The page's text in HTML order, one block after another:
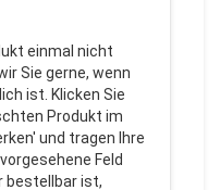
einmal nicht
Sie gerne, wenn
ist. Klicken Sie
Produkt im
und tragen Ihre
Feld
bestellbar ist,